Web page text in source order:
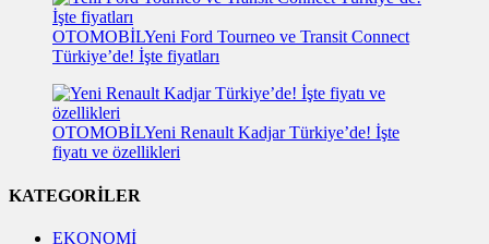
OTOMOBİLYeni Ford Tourneo ve Transit Connect
Türkiye’de! İşte fiyatları
OTOMOBİLYeni Renault Kadjar Türkiye’de! İşte
fiyatı ve özellikleri
KATEGORİLER
EKONOMİ